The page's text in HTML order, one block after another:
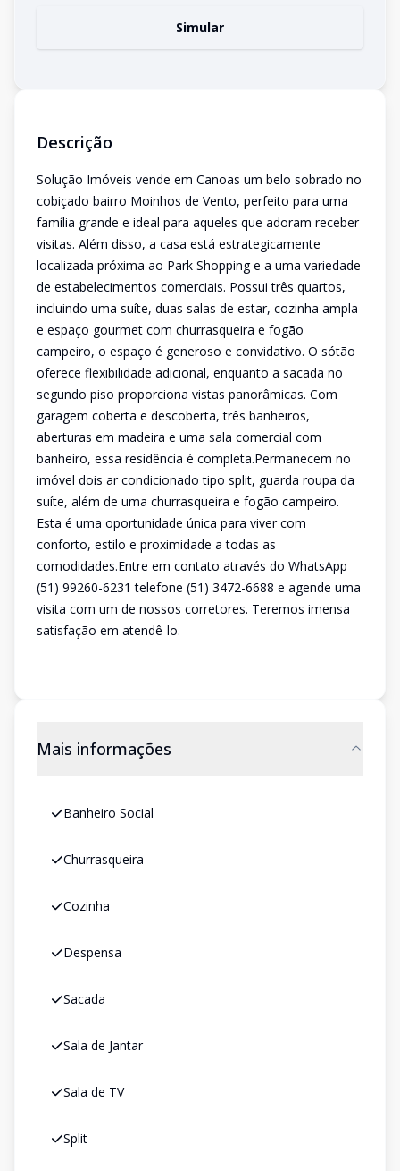
Simular
Descrição
Solução Imóveis vende em Canoas um belo sobrado no
cobiçado bairro Moinhos de Vento, perfeito para uma
família grande e ideal para aqueles que adoram receber
visitas. Além disso, a casa está estrategicamente
localizada próxima ao Park Shopping e a uma variedade
de estabelecimentos comerciais. Possui três quartos,
incluindo uma suíte, duas salas de estar, cozinha ampla
e espaço gourmet com churrasqueira e fogão
campeiro, o espaço é generoso e convidativo. O sótão
oferece flexibilidade adicional, enquanto a sacada no
segundo piso proporciona vistas panorâmicas. Com
garagem coberta e descoberta, três banheiros,
aberturas em madeira e uma sala comercial com
banheiro, essa residência é completa.Permanecem no
imóvel dois ar condicionado tipo split, guarda roupa da
suíte, além de uma churrasqueira e fogão campeiro.
Esta é uma oportunidade única para viver com
conforto, estilo e proximidade a todas as
comodidades.Entre em contato através do WhatsApp
(51) 99260-6231 telefone (51) 3472-6688 e agende uma
visita com um de nossos corretores. Teremos imensa
satisfação em atendê-lo.
Mais informações
Banheiro Social
Churrasqueira
Cozinha
Despensa
Sacada
Sala de Jantar
Sala de TV
Split